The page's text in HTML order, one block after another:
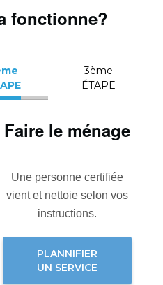
fonctionne?
3ème
ÉTAPE
Faire le ménage
Une personne certifiée
vient et nettoie selon vos
instructions.
PLANNIFIER
UN SERVICE